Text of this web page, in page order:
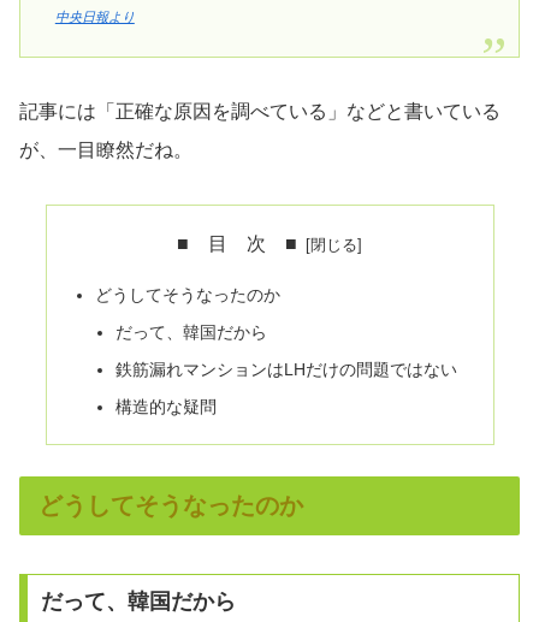
中央日報より
記事には「正確な原因を調べている」などと書いている
が、一目瞭然だね。
■ 目 次 ■
どうしてそうなったのか
だって、韓国だから
鉄筋漏れマンションはLHだけの問題ではない
構造的な疑問
どうしてそうなったのか
だって、韓国だから